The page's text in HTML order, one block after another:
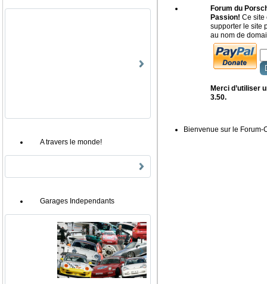
A travers le monde!
Garages Independants
Forum du
Passion! Ce site
supporter le site
au nom de
Merci d’utiliser
3.50.
Bienvenue sur le Forum-